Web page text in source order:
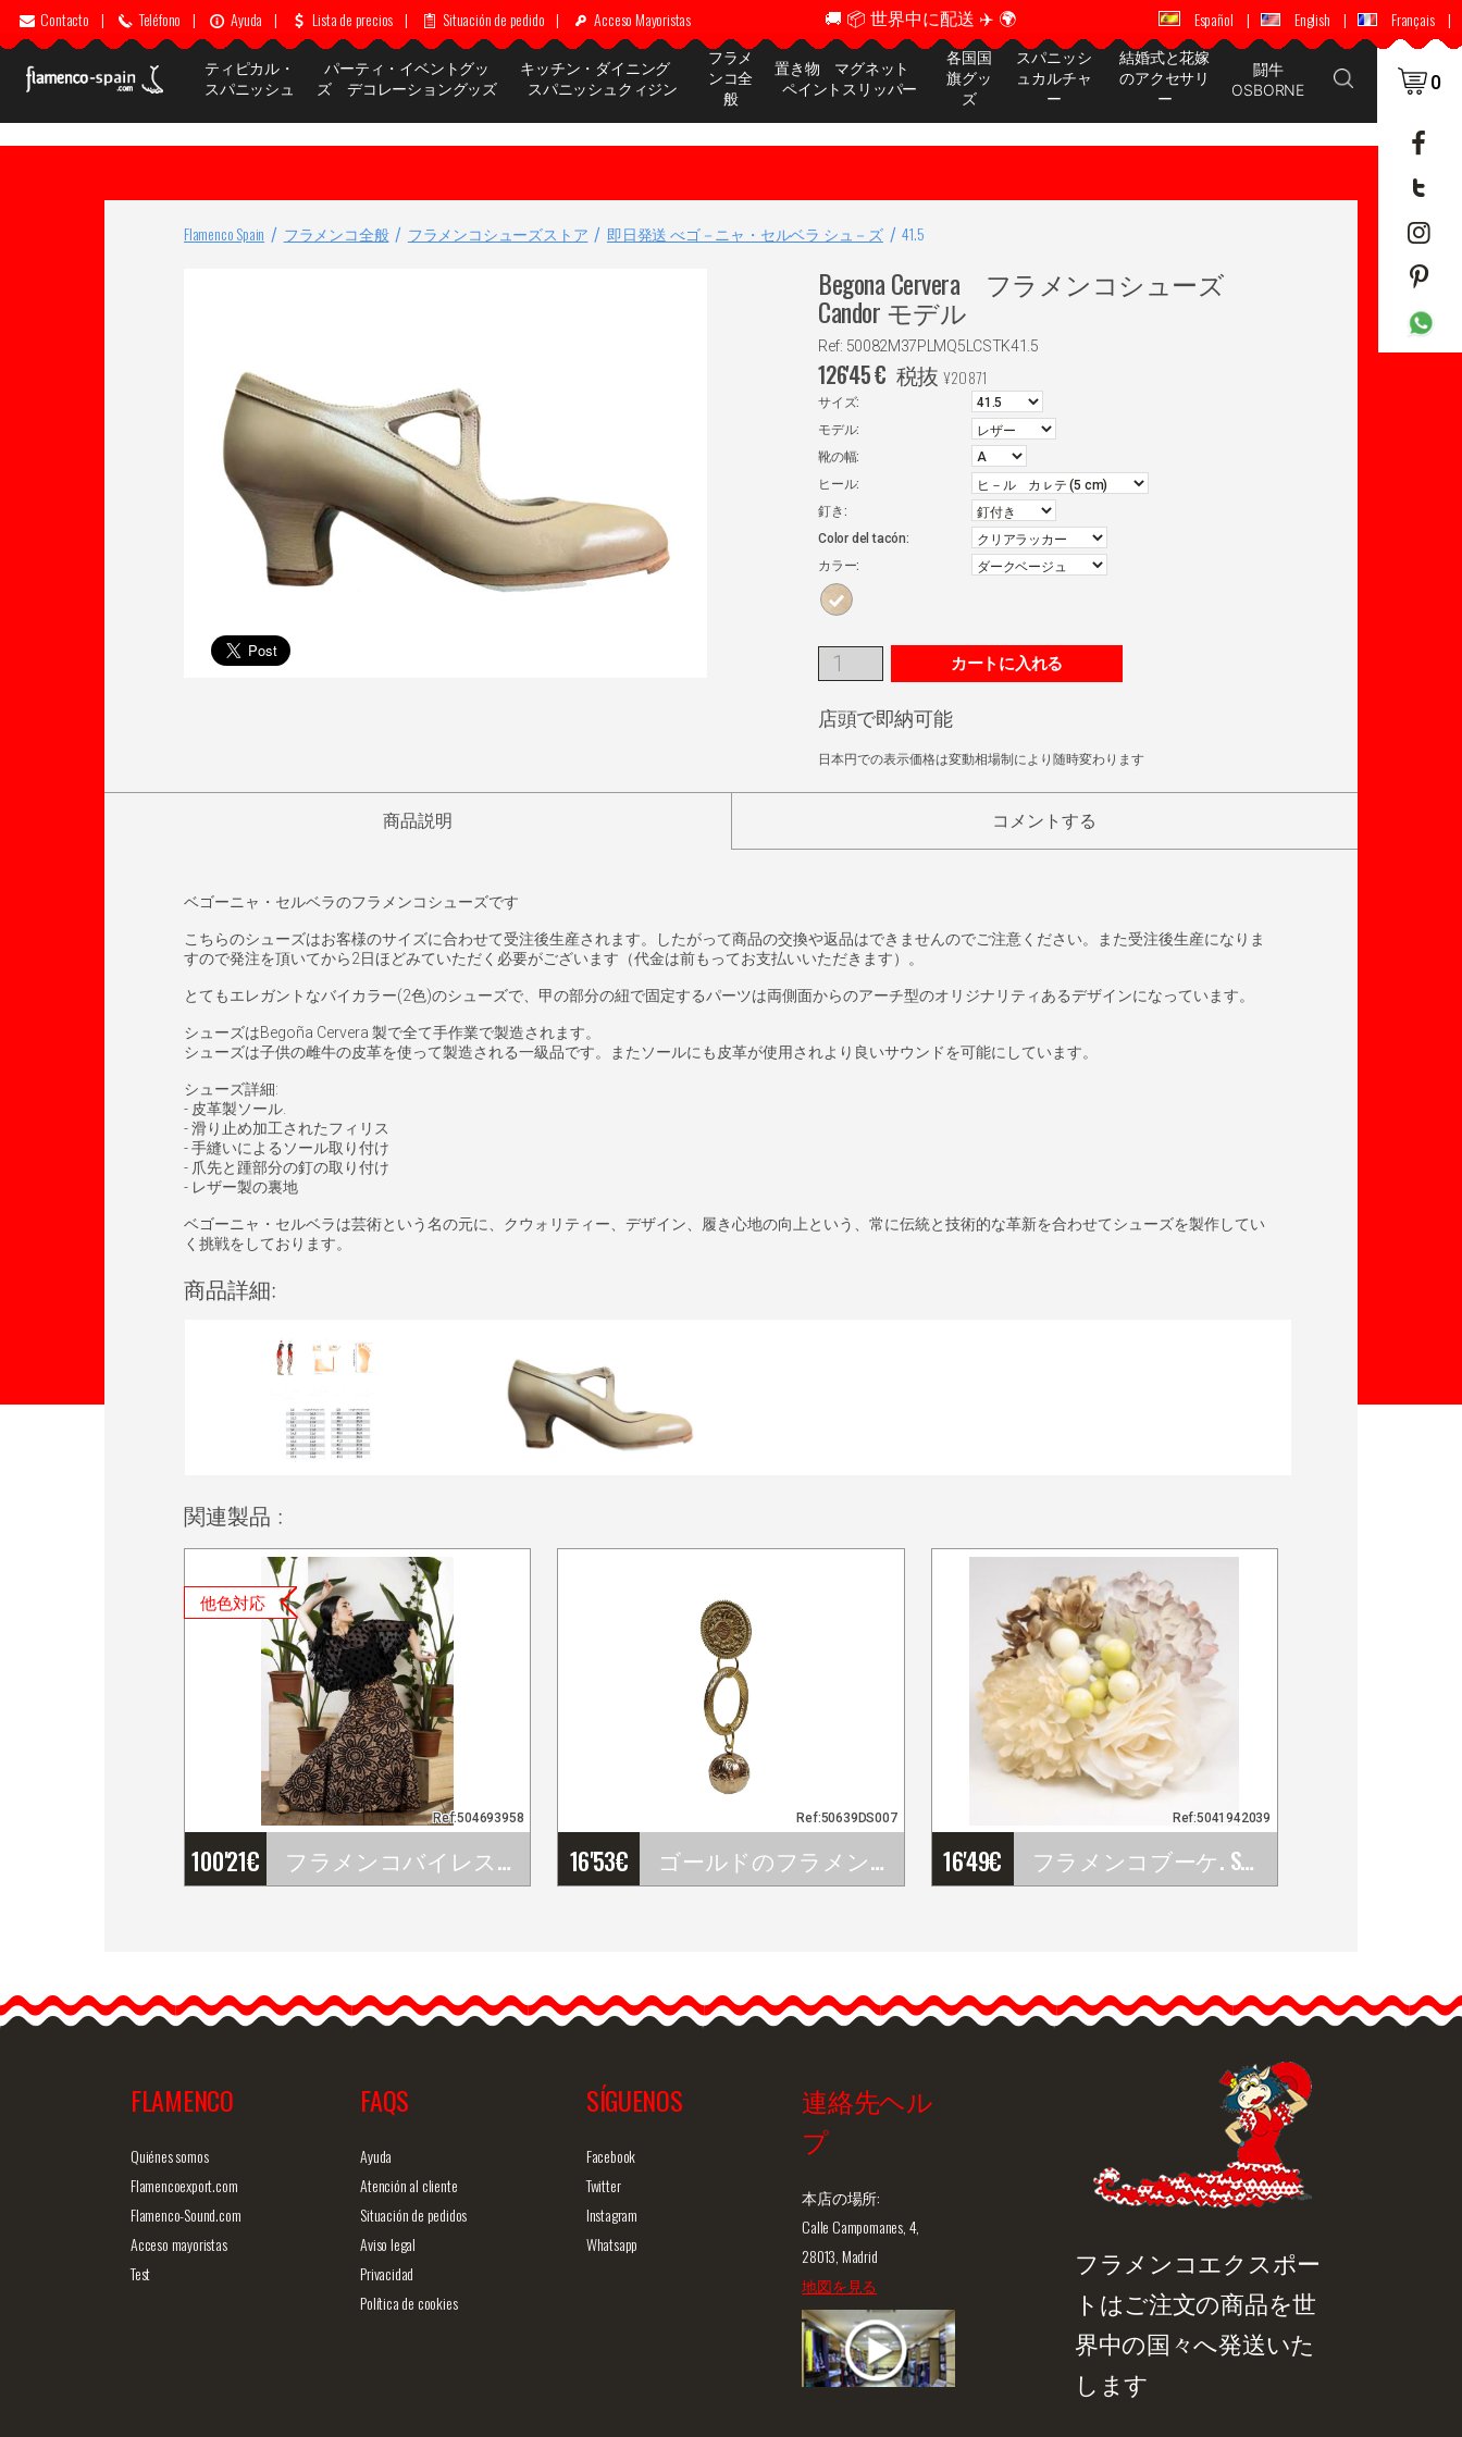
Contacto | Teléfono | Ayuda | Lista de precios | Situación de pedido | Acceso Mayoristas 🚚 📦 世界中に配送 ✈️ 🌍 🚚 📦 世界中に配送 ✈️ 🌍
Español | English | Français |
ティピカル・
スパニッシュ
パーティ・イベントグッ
ズ デコレーショングッズ
キッチン・ダイニング
スパニッシュクィジン
フラメ
ンコ全
般
置き物 マグネット
ペイントスリッパー
各国国
旗グッ
ズ
スパニッシ
ュカルチャ
ー
結婚式と花嫁
のアクセサリ
ー
闘牛
OSBORNE
0
Flamenco Spain フラメンコ全般 フラメンコシューズストア 即日発送 べゴ－ニャ・セルベラ シュ－ズ 41.5
Begona Cervera フラメンコシューズ
Candor モデル
Ref: 50082M37PLMQ5LCSTK41.5
126'45€ 税抜 ¥20871
サイズ:
モデル:
靴の幅:
ヒール:
釘き:
Color del tacón:
カラー:
カートに入れる
店頭で即納可能
日本円での表示価格は変動相場制により随時変わります
商品説明 コメントする
ベゴーニャ・セルベラのフラメンコシューズです
こちらのシューズはお客様のサイズに合わせて受注後生産されます。したがって商品の交換や返品はできませんのでご注意ください。また受注後生産になりま
すので発注を頂いてから2日ほどみていただく必要がございます（代金は前もってお支払いいただきます）。
とてもエレガントなバイカラー(2色)のシューズで、甲の部分の紐で固定するパーツは両側面からのアーチ型のオリジナリティあるデザインになっています。
シューズはBegoña Cervera 製で全て手作業で製造されます。
シューズは子供の雌牛の皮革を使って製造される一級品です。またソールにも皮革が使用されより良いサウンドを可能にしています。
シューズ詳細:
- 皮革製ソール.
- 滑り止め加工されたフィリス
- 手縫いによるソール取り付け
- 爪先と踵部分の釘の取り付け
- レザー製の裏地
ベゴーニャ・セルベラは芸術という名の元に、クウォリティー、デザイン、履き心地の向上という、常に伝統と技術的な革新を合わせてシューズを製作してい
く挑戦をしております。
商品詳細:
関連製品 :
他色対応
100'21€ フラメンコバイレスカ－ト Alajar. Davedans
Ref:504693958
16'53€ ゴールドのフラメンコ風イヤリング（リングと刻印入り球体付き）
Ref:50639DS007
クイックビュー
16'49€ フラメンコブーケ. Sonia
Ref:5041942039
ーケをデザインし、ハン
ドメイドで製作。フラメ
のセットを選んでくださ
クイックビュー
FLAMENCO
Quiénes somos
Flamencoexport.com
Flamenco-Sound.com
Acceso mayoristas
Test
FAQS
Ayuda
Atención al cliente
Situación de pedidos
Aviso legal
Privacidad
Política de cookies
SÍGUENOS
Facebook
Twitter
Instagram
Whatsapp
連絡先ヘル
プ
本店の場所:
Calle Campomanes, 4,
28013, Madrid
地図を見る
フラメンコエクスポー
トはご注文の商品を世
界中の国々へ発送いた
します